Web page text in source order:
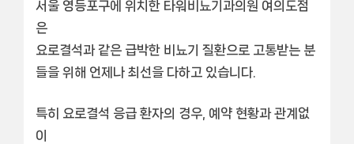
서울 영등포구에 위치한 타워비뇨기과의원 여의도점
은
요로결석과 같은 급박한 비뇨기 질환으로 고통받는 분
들을 위해 언제나 최선을 다하고 있습니다.
특히 요로결석 응급 환자의 경우, 예약 현황과 관계없
이